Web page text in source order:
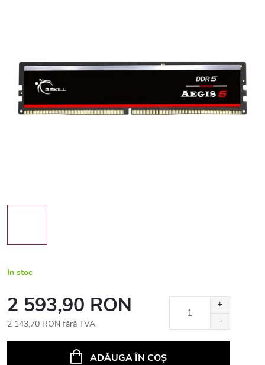
In stoc
2 593,90 RON
2 143,70 RON fără TVA
ADĂUGA ÎN COŞ